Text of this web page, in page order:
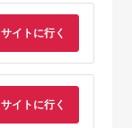
サイトに行く
サイトに行く